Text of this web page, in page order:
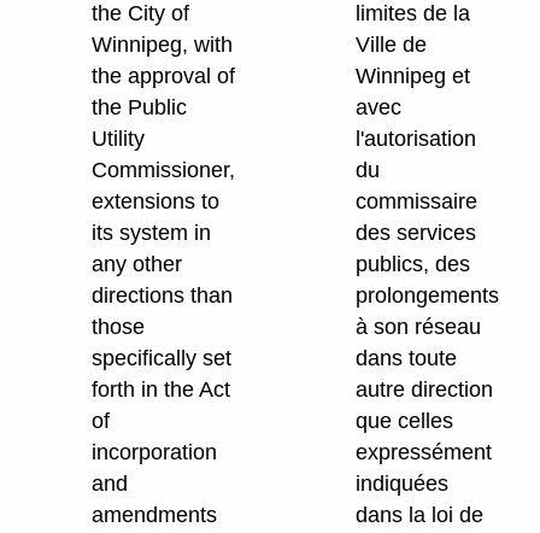
the City of
Winnipeg, with
the approval of
the Public
Utility
Commissioner,
extensions to
its system in
any other
directions than
those
specifically set
forth in the Act
of
incorporation
and
amendments
limites de la
Ville de
Winnipeg et
avec
l'autorisation
du
commissaire
des services
publics, des
prolongements
à son réseau
dans toute
autre direction
que celles
expressément
indiquées
dans la loi de